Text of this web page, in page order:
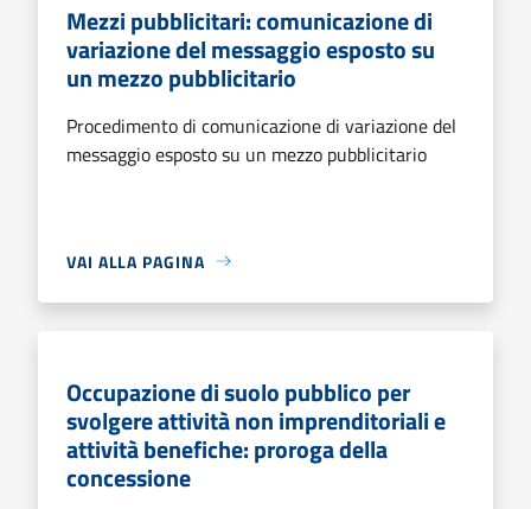
Mezzi pubblicitari: comunicazione di
variazione del messaggio esposto su
un mezzo pubblicitario
Procedimento di comunicazione di variazione del
messaggio esposto su un mezzo pubblicitario
VAI ALLA PAGINA
Occupazione di suolo pubblico per
svolgere attività non imprenditoriali e
attività benefiche: proroga della
concessione